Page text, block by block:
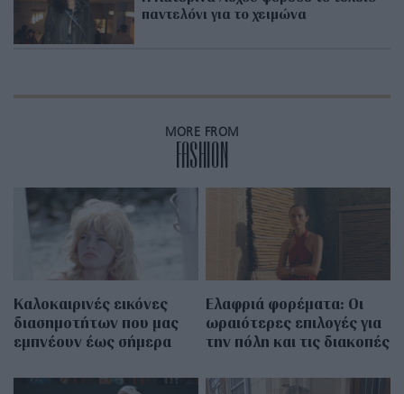
παντελόνι για το χειμώνα
MORE FROM
FASHION
Καλοκαιρινές εικόνες
διασημοτήτων που μας
εμπνέουν έως σήμερα
Eλαφριά φορέματα: Οι
ωραιότερες επιλογές για
την πόλη και τις διακοπές